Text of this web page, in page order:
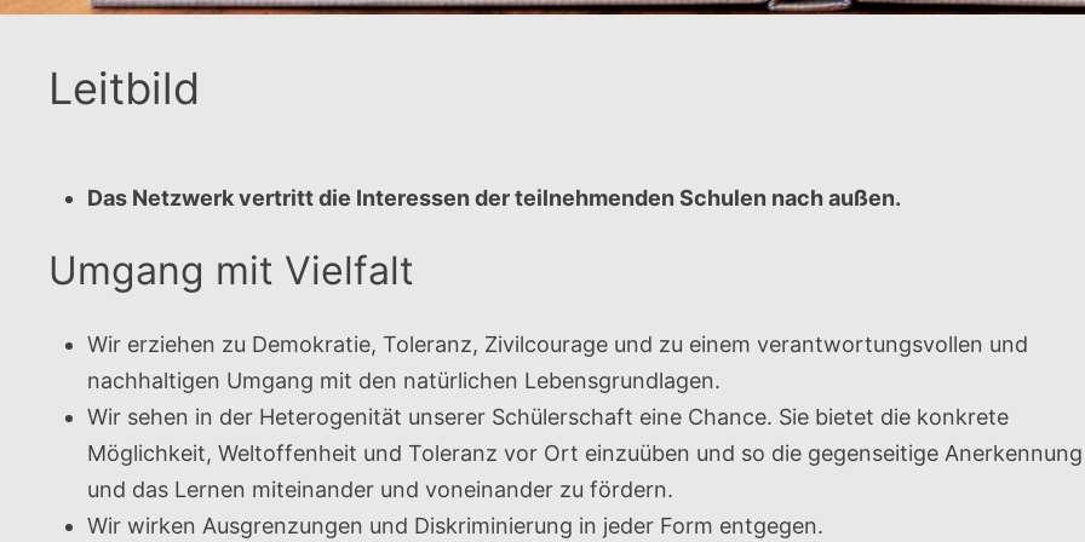
Leitbild
Das Netzwerk vertritt die Interessen der teilnehmenden Schulen nach außen.
Umgang mit Vielfalt
Wir erziehen zu Demokratie, Toleranz, Zivilcourage und zu einem verantwortungsvollen und
nachhaltigen Umgang mit den natürlichen Lebensgrundlagen.
Wir sehen in der Heterogenität unserer Schülerschaft eine Chance. Sie bietet die konkrete
Möglichkeit, Weltoffenheit und Toleranz vor Ort einzuüben und so die gegenseitige Anerkennung
und das Lernen miteinander und voneinander zu fördern.
Wir wirken Ausgrenzungen und Diskriminierung in jeder Form entgegen.